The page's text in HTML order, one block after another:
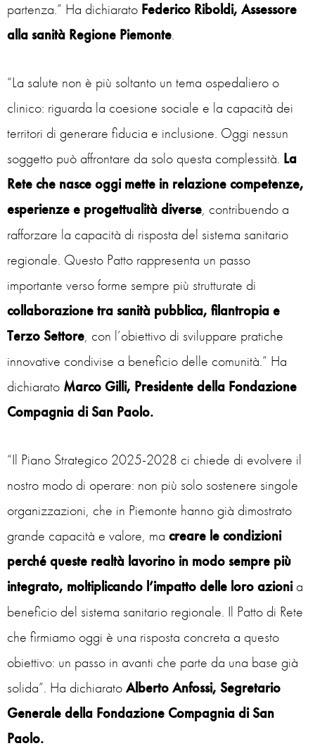
partenza.” Ha dichiarato Federico Riboldi, Assessore
alla sanità Regione Piemonte.
“La salute non è più soltanto un tema ospedaliero o
clinico: riguarda la coesione sociale e la capacità dei
territori di generare fiducia e inclusione. Oggi nessun
soggetto può affrontare da solo questa complessità. La
Rete che nasce oggi mette in relazione competenze,
esperienze e progettualità diverse, contribuendo a
rafforzare la capacità di risposta del sistema sanitario
regionale. Questo Patto rappresenta un passo
importante verso forme sempre più strutturate di
collaborazione tra sanità pubblica, filantropia e
Terzo Settore, con l’obiettivo di sviluppare pratiche
innovative condivise a beneficio delle comunità.” Ha
dichiarato Marco Gilli, Presidente della Fondazione
Compagnia di San Paolo.
“Il Piano Strategico 2025-2028 ci chiede di evolvere il
nostro modo di operare: non più solo sostenere singole
organizzazioni, che in Piemonte hanno già dimostrato
grande capacità e valore, ma creare le condizioni
perché queste realtà lavorino in modo sempre più
integrato, moltiplicando l’impatto delle loro azionia
beneficio del sistema sanitario regionale. Il Patto di Rete
che firmiamo oggi è una risposta concreta a questo
obiettivo: un passo in avanti che parte da una base già
solida”. Ha dichiaratoAlberto Anfossi, Segretario
Generale della Fondazione Compagnia di San
Paolo.